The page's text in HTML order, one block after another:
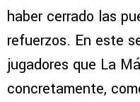
haber cerrado las
refuerzos. En este
jugadores que La
concretamente,